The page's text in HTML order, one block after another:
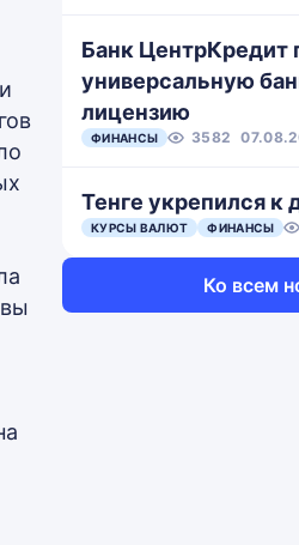
Банк ЦентрКредит
универсальную
лицензию
ФИНАНСЫ 3582
Тенге укрепился к
КУРСЫ ВАЛЮТ ФИНАНСЫ
Ко всем